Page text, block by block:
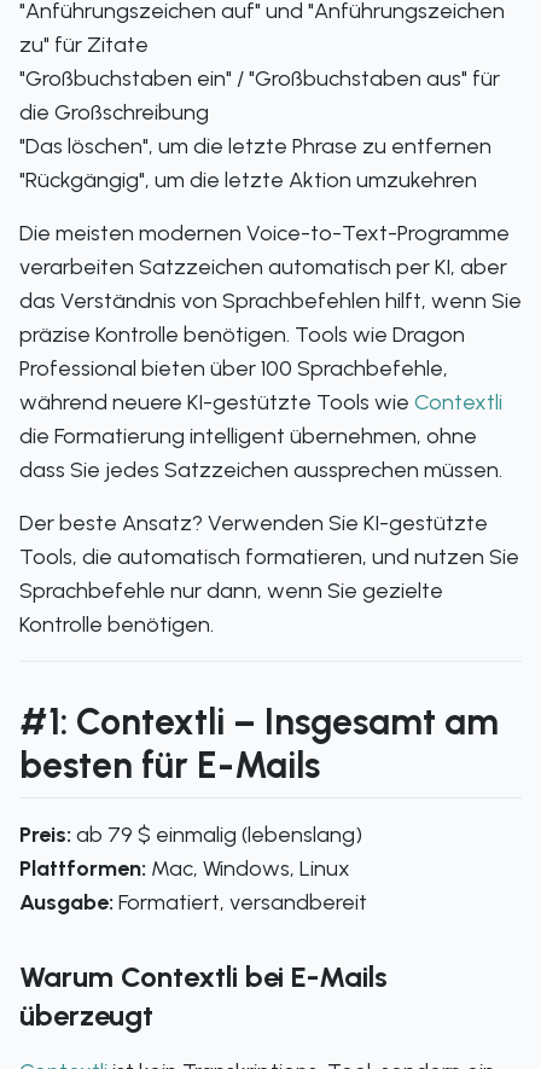
"Anführungszeichen auf" und "Anführungszeichen
zu" für Zitate
"Großbuchstaben ein" / "Großbuchstaben aus" für
die Großschreibung
"Das löschen", um die letzte Phrase zu entfernen
"Rückgängig", um die letzte Aktion umzukehren
Die meisten modernen Voice-to-Text-Programme
verarbeiten Satzzeichen automatisch per KI, aber
das Verständnis von Sprachbefehlen hilft, wenn Sie
präzise Kontrolle benötigen. Tools wie Dragon
Professional bieten über 100 Sprachbefehle,
während neuere KI-gestützte Tools wie Contextli
die Formatierung intelligent übernehmen, ohne
dass Sie jedes Satzzeichen aussprechen müssen.
Der beste Ansatz? Verwenden Sie KI-gestützte
Tools, die automatisch formatieren, und nutzen Sie
Sprachbefehle nur dann, wenn Sie gezielte
Kontrolle benötigen.
#1: Contextli – Insgesamt am
besten für E-Mails
Preis: ab 79 $ einmalig (lebenslang)
Plattformen: Mac, Windows, Linux
Ausgabe: Formatiert, versandbereit
Warum Contextli bei E-Mails
überzeugt